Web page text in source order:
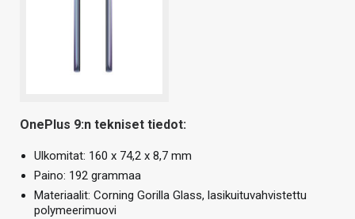
OnePlus 9:n tekniset tiedot:
Ulkomitat: 160 x 74,2 x 8,7 mm
Paino: 192 grammaa
Materiaalit: Corning Gorilla Glass, lasikuituvahvistettu
polymeerimuovi